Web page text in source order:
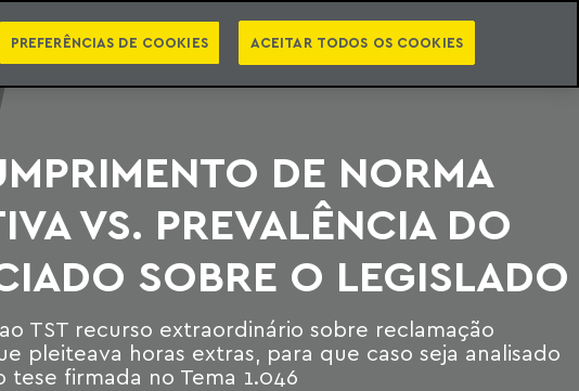
PODCASTS NEWSLETTER VIDEOCASTS PT EN CATEGORIAS
DE NORMA
VS. PREVALÊNCIA DO
SOBRE O LEGISLADO
TST recurso extraordinário sobre reclamação
pleiteava horas extras, para que caso seja analisado
tese firmada no Tema 1.046
PREFERÊNCIAS DE COOKIES ACEITAR TODOS OS COOKIES